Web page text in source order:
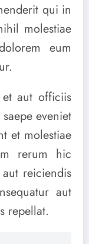
qui in
molestiae
eum
et aut officiis
eveniet
et molestiae
rerum hic
reiciendis
aut
repellat.